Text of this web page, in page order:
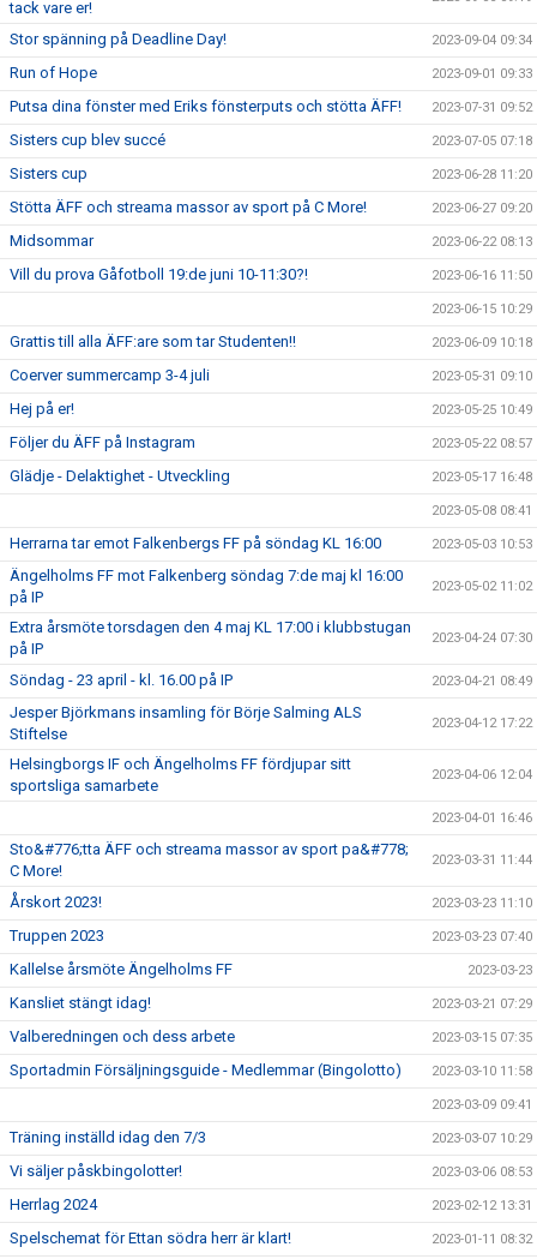
tack vare er!
Stor spänning på Deadline Day! 2023-09-04 09:34
Run of Hope 2023-09-01 09:33
Putsa dina fönster med Eriks fönsterputs och stötta ÄFF! 2023-07-31 09:52
Sisters cup blev succé 2023-07-05 07:18
Sisters cup 2023-06-28 11:20
Stötta ÄFF och streama massor av sport på C More! 2023-06-27 09:20
Midsommar 2023-06-22 08:13
Vill du prova Gåfotboll 19:de juni 10-11:30?! 2023-06-16 11:50
2023-06-15 10:29
Grattis till alla ÄFF:are som tar Studenten!! 2023-06-09 10:18
Coerver summercamp 3-4 juli 2023-05-31 09:10
Hej på er! 2023-05-25 10:49
Följer du ÄFF på Instagram 2023-05-22 08:57
Glädje - Delaktighet - Utveckling 2023-05-17 16:48
2023-05-08 08:41
Herrarna tar emot Falkenbergs FF på söndag KL 16:00 2023-05-03 10:53
Ängelholms FF mot Falkenberg söndag 7:de maj kl 16:00
på IP
2023-05-02 11:02
Extra årsmöte torsdagen den 4 maj KL 17:00 i klubbstugan
på IP
2023-04-24 07:30
Söndag - 23 april - kl. 16.00 på IP 2023-04-21 08:49
Jesper Björkmans insamling för Börje Salming ALS
Stiftelse
2023-04-12 17:22
Helsingborgs IF och Ängelholms FF fördjupar sitt
sportsliga samarbete
2023-04-06 12:04
2023-04-01 16:46
Sto&#776;tta ÄFF och streama massor av sport pa&#778;
C More!
2023-03-31 11:44
Årskort 2023! 2023-03-23 11:10
Truppen 2023 2023-03-23 07:40
Kallelse årsmöte Ängelholms FF 2023-03-23
Kansliet stängt idag! 2023-03-21 07:29
Valberedningen och dess arbete 2023-03-15 07:35
Sportadmin Försäljningsguide - Medlemmar (Bingolotto) 2023-03-10 11:58
2023-03-09 09:41
Träning inställd idag den 7/3 2023-03-07 10:29
Vi säljer påskbingolotter! 2023-03-06 08:53
Herrlag 2024 2023-02-12 13:31
Spelschemat för Ettan södra herr är klart! 2023-01-11 08:32